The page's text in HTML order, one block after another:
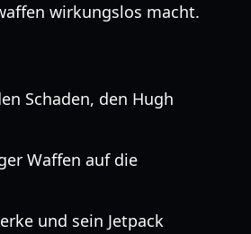
wirkungslos macht.
Schaden, den Hugh
Waffen auf die
und sein Jetpack